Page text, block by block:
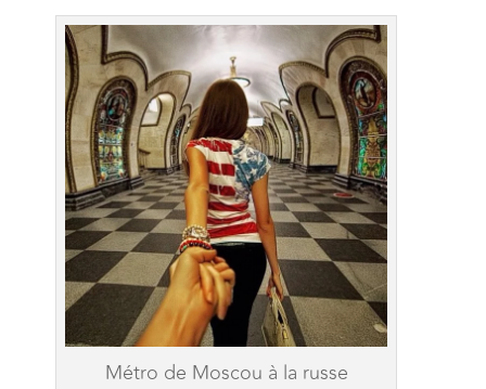
Métro de Moscou à la russe